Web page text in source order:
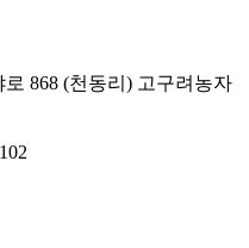
868 (천동리) 고구려농자